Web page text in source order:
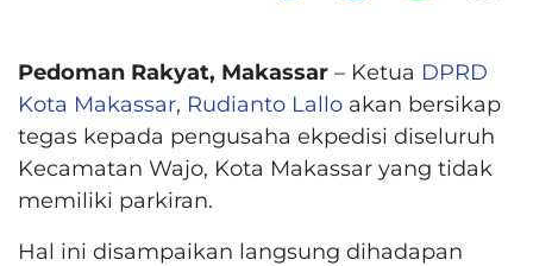
Pedoman Rakyat, Makassar – Ketua DPRD
Kota Makassar, Rudianto Lallo akan bersikap
tegas kepada pengusaha ekpedisi diseluruh
Kecamatan Wajo, Kota Makassar yang tidak
memiliki parkiran.
Hal ini disampaikan langsung dihadapan